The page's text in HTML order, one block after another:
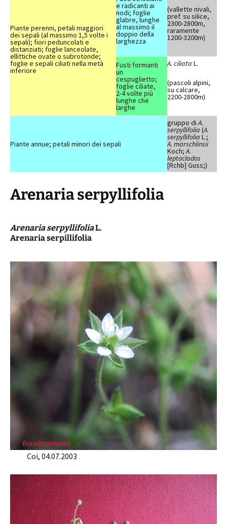
Piante perenni, petali maggiori
dei sepali (al massimo 1,5 volte i
sepali); fiori peduncolati e
distanziati; foglie lanceolate,
ellittiche ovate o subrotonde;
foglie e sepali ciliati nella metà
inferiore
e radicanti ai
nodi; foglie
glabre, lunghe
al massimo il
doppio della
larghezza
(vallette nivali,
pref. su silice,
2300-2800m,
raramente
1200-3200m)
Fusti formanti
un
cespuglietto;
foglie ciliate,
2-4 volte più
lunghe che
larghe
A. ciliata L.
(pascoli alpini,
su calcare,
2200-2800m)
Piante annue; petali minori dei sepali
gruppo diA.
serpyllifolia (A.
serpyllifolia L.;
A. marschlinsii
Koch;A.
leptoclados
[Rchb] Guss;)
Arenaria serpyllifolia
Arenaria serpyllifoliaL.
Arenaria serpillifolia
Coi, 04.07.2003